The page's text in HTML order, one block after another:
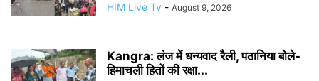
HIM Live Tv - August 9, 2026
Kangra: लंज में धन्यवाद रैली, पठानिया बोले-
हिमाचली हितों की रक्षा...